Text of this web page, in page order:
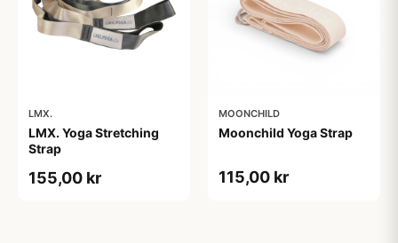
LMX.
LMX. Yoga Stretching
Strap
155,00 kr
MOONCHILD
Moonchild Yoga Strap
115,00 kr